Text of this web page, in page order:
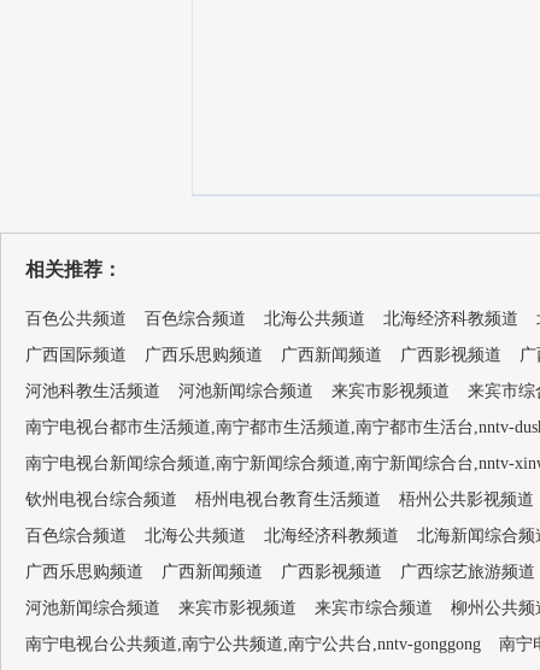
相关推荐：
百色公共频道 百色综合频道 北海公共频道 北海经济科教频道
广西国际频道
广西乐思购频道 广西新闻频道 广西影视频道
河池科教生活频道
河池新闻综合频道 来宾市影视频道
来宾市综
南宁电视台都市生活频道,南宁都市生活频道,南宁都市生活台,nntv-
南宁电视台新闻综合频道,南宁新闻综合频道,南宁新闻综合台,nntv-
钦州电视台综合频道
梧州电视台教育生活频道
梧州公共影视频道
百色综合频道
北海公共频道 北海经济科教频道
北海新闻综合频
广西乐思购频道
广西新闻频道 广西影视频道
广西综艺旅游频道
河池新闻综合频道
来宾市影视频道 来宾市综合频道
柳州公共频
南宁电视台公共频道,南宁公共频道,南宁公共台,nntv-gonggong
南宁